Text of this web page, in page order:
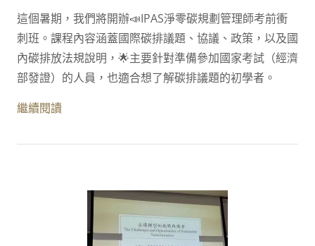
這個暑期，我們將開辦📣IPAS淨零碳規劃管理師考前衝
刺班。課程內容涵蓋國際碳排議題、協議、政策，以及國
內碳排放法規說明，🌟主要針對準備參加國家考試（經濟
部發證）的人員，也適合想了解碳排議題的初學者。
繼續閱讀